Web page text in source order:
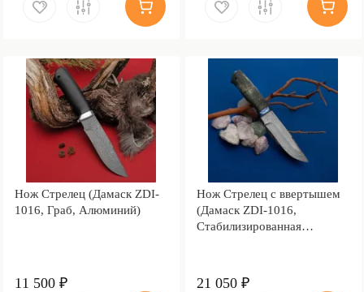
Нож Стрелец (Дамаск ZDI-
1016, Граб, Алюминий)
11 500 ₽
Нож Стрелец с ввертышем
(Дамаск ZDI-1016,
Стабилизированная
21 050 ₽